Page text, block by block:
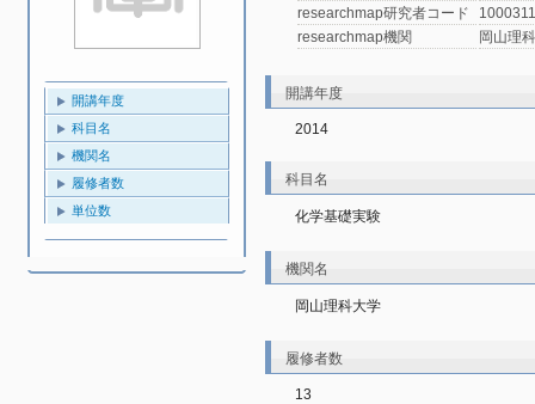
開講年度
科目名
機関名
履修者数
単位数
researchmap研究者コード
researchmap機関
岡山理
開講年度
2014
科目名
化学基礎実験
機関名
岡山理科大学
履修者数
13